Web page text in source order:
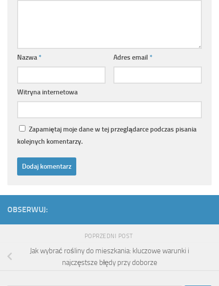
Nazwa* Adres email *
Witryna internetowa
Zapamiętaj moje dane w tej przeglądarce podczas pisania
kolejnych komentarzy.
OBSERWUJ:
POPRZEDNI POST
Jak wybrać rośliny do mieszkania: kluczowe warunki i
najczęstsze błędy przy doborze